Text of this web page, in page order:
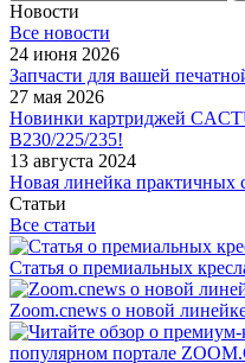
Новости
Все новости
24 июня 2026
Запчасти для вашей
27 мая 2026
Новинки картриджей
B230/225/235!
13 августа 2024
Новая линейка
Статьи
Все статьи
Статья о премиальных
Zoom.cnews о новой